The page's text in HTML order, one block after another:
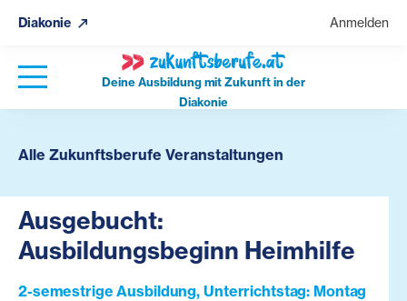
Diakonie Anmelden
Deine Ausbildung mit Zukunft in der
Diakonie
Alle Zukunftsberufe Veranstaltungen
Ausgebucht:
Ausbildungsbeginn Heimhilfe
2-semestrige Ausbildung, Unterrichtstag: Montag